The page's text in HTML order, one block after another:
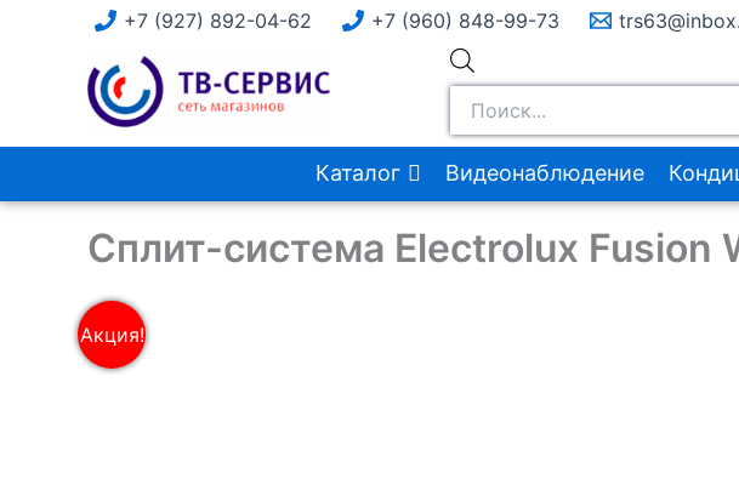
содержимому
+7 (927) 892-04-62 +7 (960) 848-99-73
товаров
Каталог Видеонаблюдение
Сплит-система Electrolux Fusion
Акция!